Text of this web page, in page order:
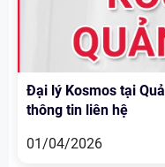
Đại lý Kosmos tại
thông tin liên hệ
01/04/2026